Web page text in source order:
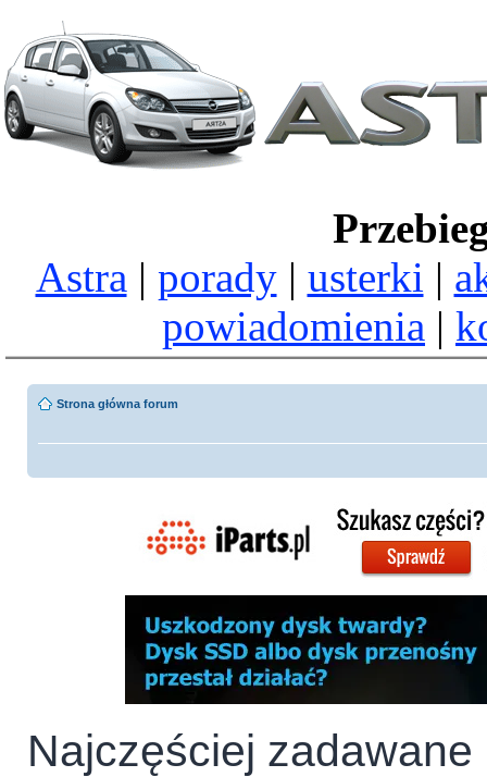
Astra | porady| usterki |
powiadomienia |
Strona główna forum
Najczęściej zadawane